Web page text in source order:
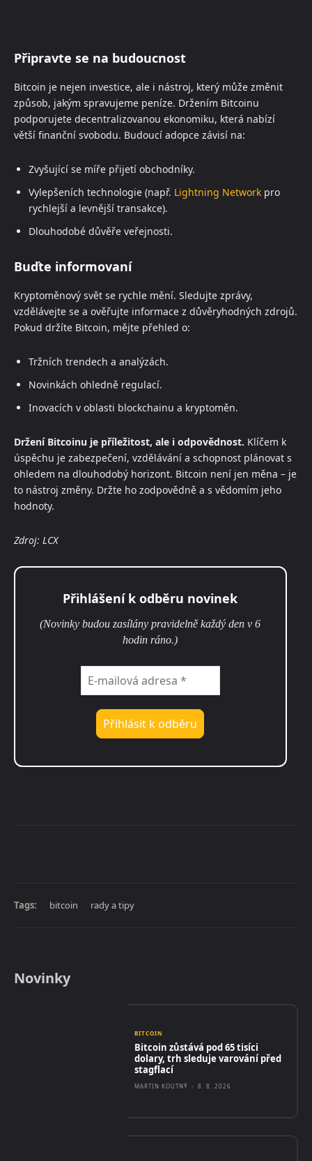
Připravte se na budoucnost
Bitcoin je nejen investice, ale i nástroj, který může změnit
způsob, jakým spravujeme peníze. Držením Bitcoinu
podporujete decentralizovanou ekonomiku, která nabízí
větší finanční svobodu. Budoucí adopce závisí na:
Zvyšující se míře přijetí obchodníky.
Vylepšeních technologie (např. Lightning Network pro
rychlejší a levnější transakce).
Dlouhodobé důvěře veřejnosti.
Buďte informovaní
Kryptoměnový svět se rychle mění. Sledujte zprávy,
vzdělávejte se a ověřujte informace z důvěryhodných zdrojů.
Pokud držíte Bitcoin, mějte přehled o:
Tržních trendech a analýzách.
Novinkách ohledně regulací.
Inovacích v oblasti blockchainu a kryptoměn.
Držení Bitcoinu je příležitost, ale i odpovědnost. Klíčem k
úspěchu je zabezpečení, vzdělávání a schopnost plánovat s
ohledem na dlouhodobý horizont. Bitcoin není jen měna – je
to nástroj změny. Držte ho zodpovědně a s vědomím jeho
hodnoty.
Zdroj: LCX
Přihlášení k odběru novinek
(Novinky budou zasílány pravidelně každý den v 6
hodin ráno.)
Tags: bitcoin rady a tipy
Novinky
BITCOIN
Bitcoin zůstává pod 65 tisíci
dolary, trh sleduje varování před
stagflací
MARTIN KOUTNÝ - 8. 8. 2026